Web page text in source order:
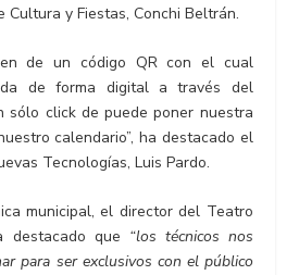
Cultura y Fiestas, Conchi Beltrán.
de un código QR con el cual
de forma digital a través del
sólo click de puede poner nuestra
calendario”, ha destacado el
Tecnologías, Luis Pardo.
municipal, el director del Teatro
destacado que “los técnicos nos
para ser exclusivos con el público